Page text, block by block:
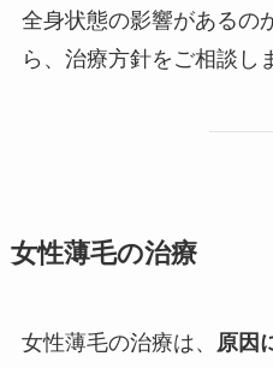
全身状態の影響があるの
ら、治療方針をご相談し
女性薄毛の治療
女性薄毛の治療は、 原因